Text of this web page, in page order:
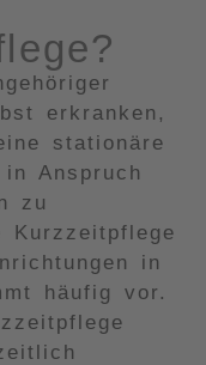
erkranken,
stationäre
Anspruch
zu
Kurzzeitpflege
in
häufig vor.